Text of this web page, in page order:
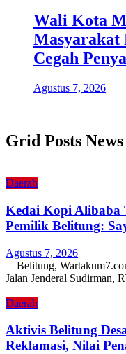
Wali Kota
Masyarakat
Cegah
Agustus 7, 2026
Grid Posts News
Daerah
Kedai Kopi Alibaba
Pemilik Belitung:
Agustus 7, 2026
Belitung,
Jalan Jenderal Sudirman,
Daerah
Aktivis Belitung
Reklamasi, Nilai